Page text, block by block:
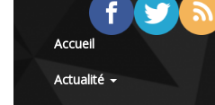
Accueil
Actualité